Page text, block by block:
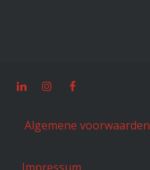
Algemene voorwaarden